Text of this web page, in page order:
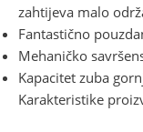
zahtijeva malo
Fantastično
Mehaničko
Kapacitet zuba
Karakteristike